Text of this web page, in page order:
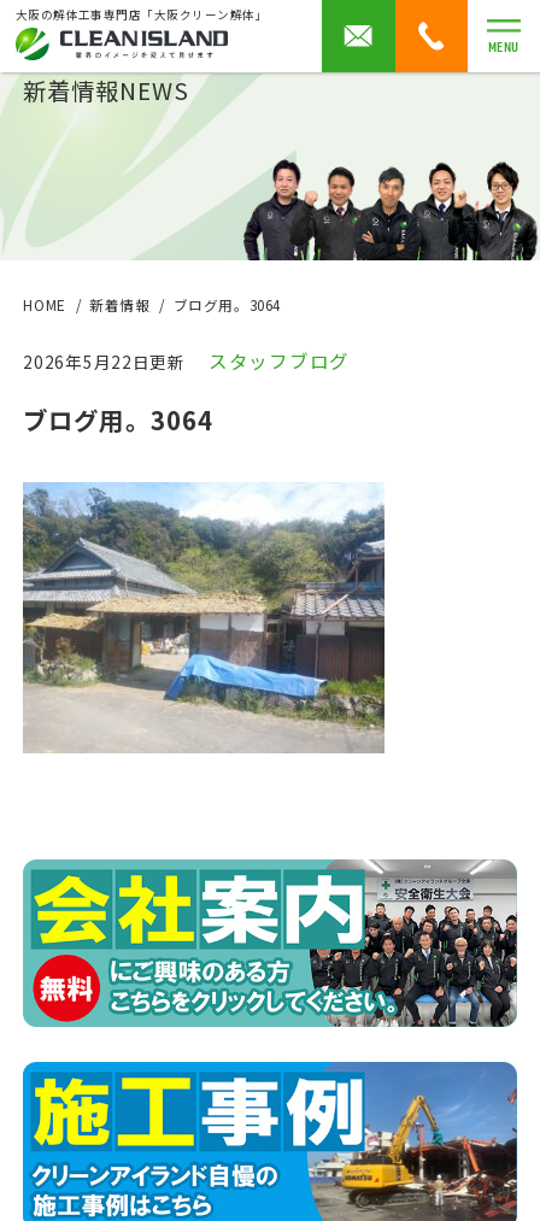
大阪の解体工事専門店「大阪クリーン解体」
MENU
新着情報NEWS
HOME 新着情報 ブログ用。3064
2026年5月22日更新 スタッフブログ
ブログ用。3064